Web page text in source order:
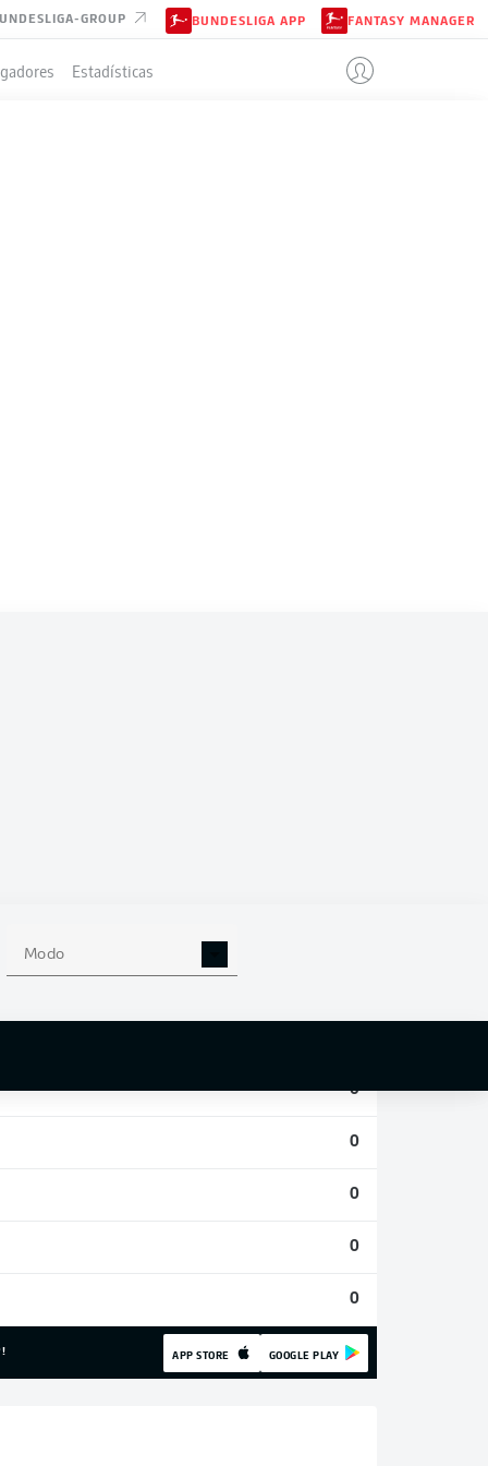
GROUP BUNDESLIGA APP FANTASY MANAGER
Estadísticas
Modo
0
0
0
0
0
APP STORE GOOGLE PLAY